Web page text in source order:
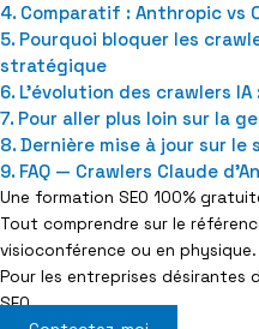
Comparatif : Anthropic vs
Pourquoi bloquer les
stratégique
L’évolution des crawlers
Pour aller plus loin sur la
Dernière mise à jour sur le
FAQ — Crawlers Claude
Une formation SEO 100%
Tout comprendre sur le
visioconférence ou en physique.
Pour les entreprises désirantes
SEO.